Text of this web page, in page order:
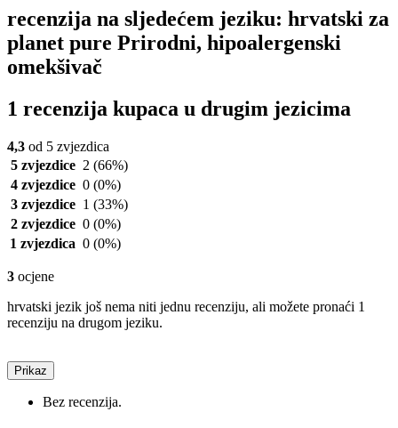
recenzija na sljedećem jeziku: hrvatski za
planet pure Prirodni, hipoalergenski
omekšivač
1 recenzija kupaca u drugim jezicima
4,3 od 5 zvjezdica
5 zvjezdice 2 (66%)
4 zvjezdice 0 (0%)
3 zvjezdice 1 (33%)
2 zvjezdice 0 (0%)
1 zvjezdica 0 (0%)
3 ocjene
hrvatski jezik još nema niti jednu recenziju, ali možete pronaći 1
recenziju na drugom jeziku.
Prikaz
Bez recenzija.